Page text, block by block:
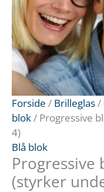
Forside / Brilleglas/
blok/ Progressive
4)
Blå blok
Progressive
(styrker